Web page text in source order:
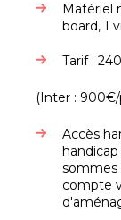
Matériel
board, 1
Tarif :
(Inter :
Accès
sommes
compte